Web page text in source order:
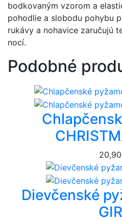
bodkovaným vzorom a
pohodlie a slobodu pohybu
rukávy a nohavice zaručujú
nocí.
Podobné
Dievčenské